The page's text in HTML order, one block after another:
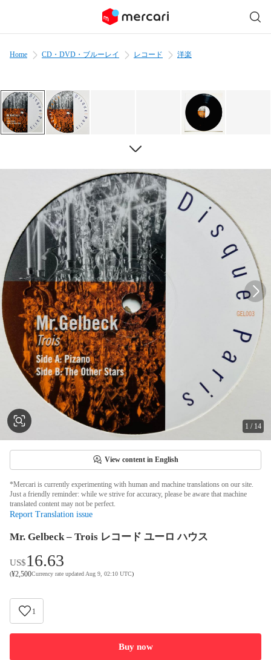
Home CD・DVD・ブルーレイ レコード 洋楽
1 / 14
View content in English
*Mercari is currently experimenting with human and machine translations on our site.
Just a friendly reminder: while we strive for accuracy, please be aware that machine
translated content may not be perfect.
Report Translation issue
Mr. Gelbeck – Trois レコード ユーロ ハウス
US$16.63
(¥2,500Currency rate updated Aug 9, 02:10 UTC)
1
Buy now